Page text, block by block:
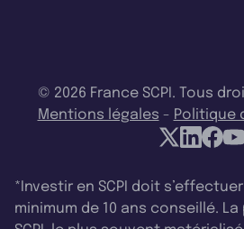
© 2026 France SCPI. Tous
Mentions légales - Politique
*Investir en SCPI doit
minimum de 10 ans conseillé.